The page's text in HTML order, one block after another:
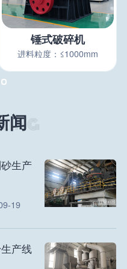
锤式破碎机
进料粒度：≤1000mm
闻
生产
19
产线